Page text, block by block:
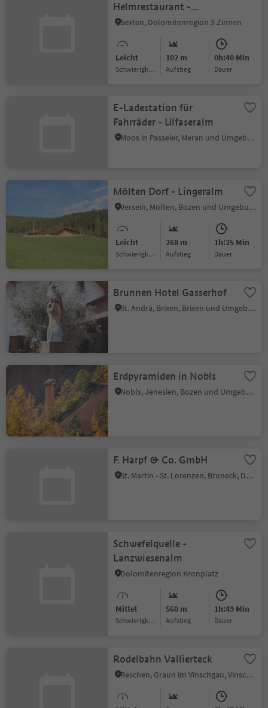
Helmrestaurant -
Hahnspielhütte
Sexten, Dolomitenregion 3 Zinnen
Leicht
Schwierigkeitsgrad
102 m
Aufstieg
0h:40 Min
Dauer
E-Ladestation für
Fahrräder - Ulfaseralm
Moos in Passeier, Meran und Umgebung
Mölten Dorf - Lingeralm
Versein, Mölten, Bozen und Umgebung
Leicht
Schwierigkeitsgrad
268 m
Aufstieg
1h:25 Min
Dauer
Brunnen Hotel Gasserhof
St. Andrä, Brixen, Brixen und Umgebung
Erdpyramiden in Nobls
Nobls, Jenesien, Bozen und Umgebung
F. Harpf & Co. GmbH
St. Martin - St. Lorenzen, Bruneck, Dolomitenregion Kronplatz
Schwefelquelle -
Lanzwiesenalm
Dolomitenregion Kronplatz
Mittel
Schwierigkeitsgrad
560 m
Aufstieg
1h:49 Min
Dauer
Rodelbahn Vallierteck
Reschen, Graun im Vinschgau, Vinschgau